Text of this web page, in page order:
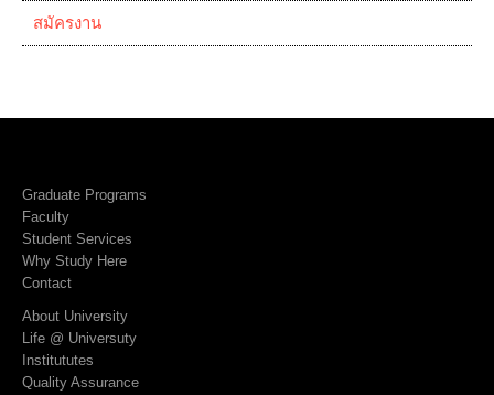
สมัครงาน
Graduate Programs
Faculty
Student Services
Why Study Here
Contact
About University
Life @ Universuty
Institututes
Quality Assurance